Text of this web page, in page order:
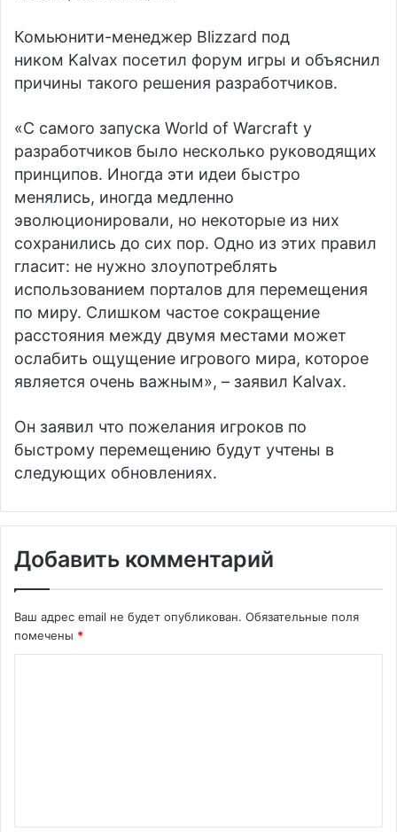
Комьюнити-менеджер Blizzard под
ником Kalvax посетил форум игры и объяснил
причины такого решения разработчиков.
«С самого запуска World of Warcraft у
разработчиков было несколько руководящих
принципов. Иногда эти идеи быстро
менялись, иногда медленно
эволюционировали, но некоторые из них
сохранились до сих пор. Одно из этих правил
гласит: не нужно злоупотреблять
использованием порталов для перемещения
по миру. Слишком частое сокращение
расстояния между двумя местами может
ослабить ощущение игрового мира, которое
является очень важным», – заявил Kalvax.
Он заявил что пожелания игроков по
быстрому перемещению будут учтены в
следующих обновлениях.
Добавить комментарий
Ваш адрес email не будет опубликован. Обязательные поля
помечены *
т